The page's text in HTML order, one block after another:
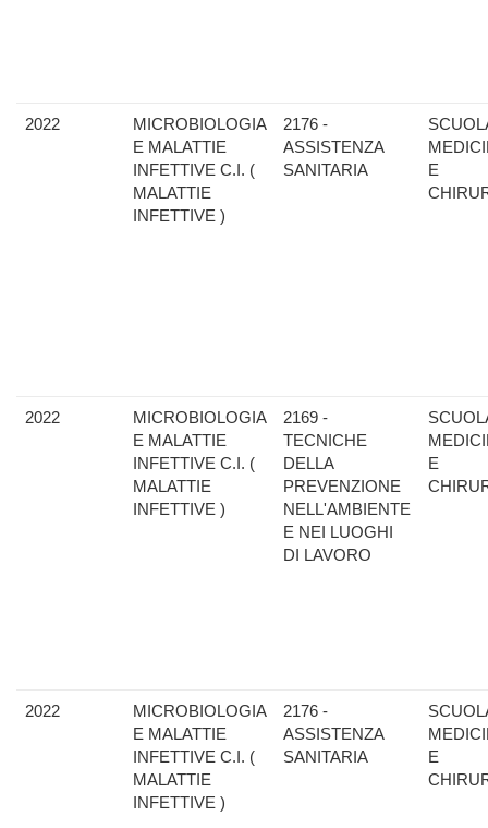
2022
MICROBIOLOGIA
E MALATTIE
INFETTIVE C.I. (
MALATTIE
INFETTIVE )
2176 -
ASSISTENZA
SANITARIA
E
2022
MICROBIOLOGIA
E MALATTIE
INFETTIVE C.I. (
MALATTIE
INFETTIVE )
2169 -
TECNICHE
DELLA
PREVENZIONE
NELL'AMBIENTE
E NEI LUOGHI
DI LAVORO
E
2022
MICROBIOLOGIA
E MALATTIE
INFETTIVE C.I. (
MALATTIE
INFETTIVE )
2176 -
ASSISTENZA
SANITARIA
E